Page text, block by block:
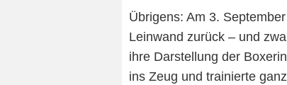
Übrigens: Am 3.
Leinwand zurück – und
ihre Darstellung der
ins Zeug und trainierte